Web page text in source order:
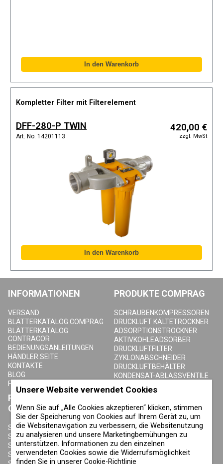
Kompletter Filter mit Filterelement
DFF-280-P TWIN
Art. No. 14201113
420,00 €
zzgl. MwSt
INFORMATIONEN
VERSAND
BLÄTTERKATALOG COMPRAG
BLÄTTERKATALOG
CONTRACOR
BEDIENUNGSANLEITUNGEN
HÄNDLER SEITE
KONTAKTE
BLOG
FAQ
PRODUKTE COMPRAG
SCHRAUBENKOMPRESSOREN
DRUCKLUFT KÄLTETROCKNER
ADSORPTIONSTROCKNER
AKTIVKOHLEADSORBER
DRUCKLUFTFILTER
ZYKLONABSCHNEIDER
DRUCKLUFTBEHÄLTER
KONDENSAT-ABLASSVENTILE
PRODUKTE
CONTRACOR
SANDSTRAHLGERÄTE
SANDSTRAHLHELME
SANDSTRAHLANZÜGE
SANDSTRAHLDÜSEN
ÜBER UNS
URHEBERRECHT, MARKEN UND
SONSTIGE RECHTE
DATENSCHUTZERKLÄRUNG
COOKIE-RICHTLINIE
IMPRESSUM
Unsere Website verwendet Cookies
Wenn Sie auf „Alle Cookies akzeptieren“ klicken, stimmen
Sie der Speicherung von Cookies auf Ihrem Gerät zu, um
die Websitenavigation zu verbessern, die Websitenutzung
zu analysieren und unsere Marketingbemühungen zu
unterstützen. Informationen zu den einzelnen
verwendeten Cookies sowie die Widerrufsmöglichkeit
finden Sie in unsererCookie-Richtlinie